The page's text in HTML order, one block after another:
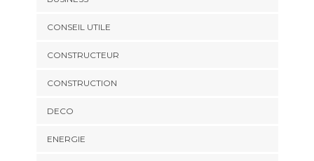
CONSEIL UTILE
CONSTRUCTEUR
CONSTRUCTION
DECO
ENERGIE